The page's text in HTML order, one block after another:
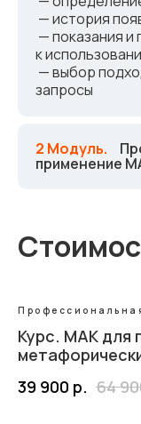
— история
— показания и
к
— выбор
запросы
2 Модуль.
применение
Курс. МАК для
39 900 р. 64